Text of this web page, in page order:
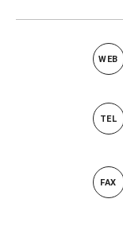
WEB
TEL
FAX